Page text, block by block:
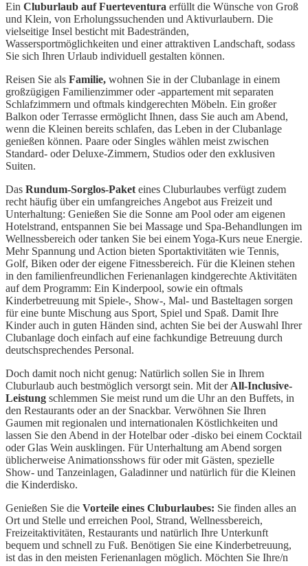
Ein Cluburlaub auf Fuerteventura erfüllt die Wünsche von Groß
und Klein, von Erholungssuchenden und Aktivurlaubern. Die
vielseitige Insel besticht mit Badestränden,
Wassersportmöglichkeiten und einer attraktiven Landschaft, sodass
Sie sich Ihren Urlaub individuell gestalten können.
Reisen Sie als Familie, wohnen Sie in der Clubanlage in einem
großzügigen Familienzimmer oder -appartement mit separaten
Schlafzimmern und oftmals kindgerechten Möbeln. Ein großer
Balkon oder Terrasse ermöglicht Ihnen, dass Sie auch am Abend,
wenn die Kleinen bereits schlafen, das Leben in der Clubanlage
genießen können. Paare oder Singles wählen meist zwischen
Standard- oder Deluxe-Zimmern, Studios oder den exklusiven
Suiten.
Das Rundum-Sorglos-Paket eines Cluburlaubes verfügt zudem
recht häufig über ein umfangreiches Angebot aus Freizeit und
Unterhaltung: Genießen Sie die Sonne am Pool oder am eigenen
Hotelstrand, entspannen Sie bei Massage und Spa-Behandlungen im
Wellnessbereich oder tanken Sie bei einem Yoga-Kurs neue Energie.
Mehr Spannung und Action bieten Sportaktivitäten wie Tennis,
Golf, Biken oder der eigene Fitnessbereich. Für die Kleinen stehen
in den familienfreundlichen Ferienanlagen kindgerechte Aktivitäten
auf dem Programm: Ein Kinderpool, sowie ein oftmals
Kinderbetreuung mit Spiele-, Show-, Mal- und Basteltagen sorgen
für eine bunte Mischung aus Sport, Spiel und Spaß. Damit Ihre
Kinder auch in guten Händen sind, achten Sie bei der Auswahl Ihrer
Clubanlage doch einfach auf eine fachkundige Betreuung durch
deutschsprechendes Personal.
Doch damit noch nicht genug: Natürlich sollen Sie in Ihrem
Cluburlaub auch bestmöglich versorgt sein. Mit der All-Inclusive-
Leistung schlemmen Sie meist rund um die Uhr an den Buffets, in
den Restaurants oder an der Snackbar. Verwöhnen Sie Ihren
Gaumen mit regionalen und internationalen Köstlichkeiten und
lassen Sie den Abend in der Hotelbar oder -disko bei einem Cocktail
oder Glas Wein ausklingen. Für Unterhaltung am Abend sorgen
üblicherweise Animationsshows für oder mit Gästen, spezielle
Show- und Tanzeinlagen, Galadinner und natürlich für die Kleinen
die Kinderdisko.
Genießen Sie die Vorteile eines Cluburlaubes: Sie finden alles an
Ort und Stelle und erreichen Pool, Strand, Wellnessbereich,
Freizeitaktivitäten, Restaurants und natürlich Ihre Unterkunft
bequem und schnell zu Fuß. Benötigen Sie eine Kinderbetreuung,
ist das in den meisten Ferienanlagen möglich. Möchten Sie Ihre/n